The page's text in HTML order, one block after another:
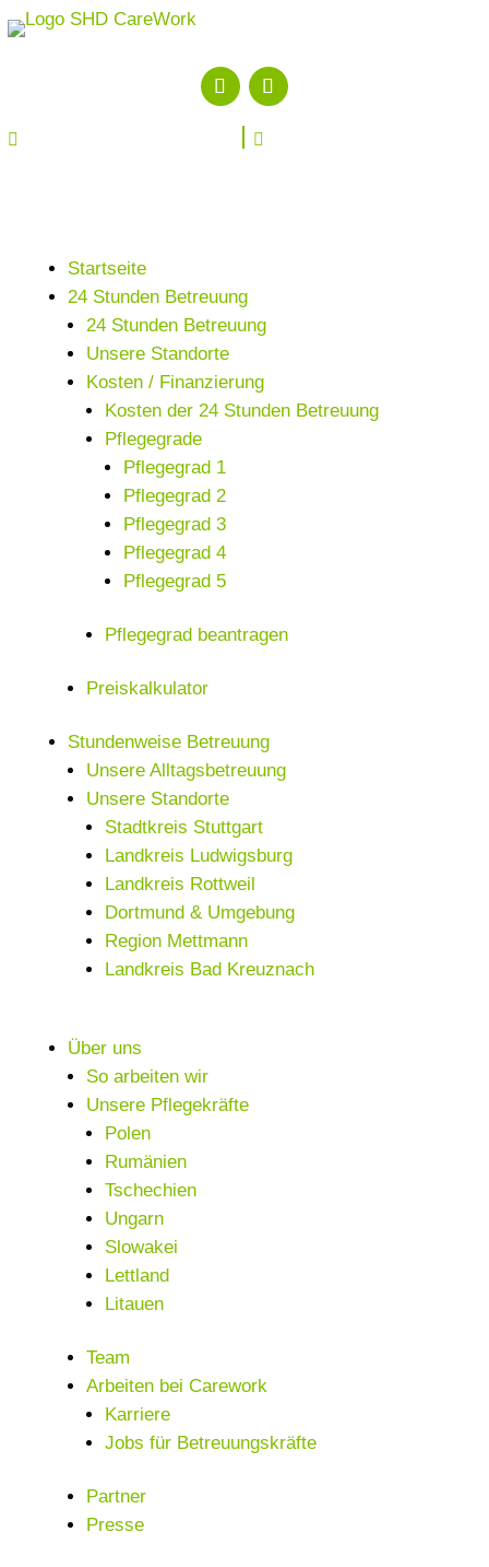
 
Startseite
24 Stunden Betreuung
24 Stunden Betreuung
Unsere Standorte
Kosten / Finanzierung
Kosten der 24 Stunden Betreuung
Pflegegrade
Pflegegrad 1
Pflegegrad 2
Pflegegrad 3
Pflegegrad 4
Pflegegrad 5
Pflegegrad beantragen
Preiskalkulator
Stundenweise Betreuung
Unsere Alltagsbetreuung
Unsere Standorte
Stadtkreis Stuttgart
Landkreis Ludwigsburg
Landkreis Rottweil
Dortmund & Umgebung
Region Mettmann
Landkreis Bad Kreuznach
Über uns
So arbeiten wir
Unsere Pflegekräfte
Polen
Rumänien
Tschechien
Ungarn
Slowakei
Lettland
Litauen
Team
Arbeiten bei Carework
Karriere
Jobs für Betreuungskräfte
Partner
Presse